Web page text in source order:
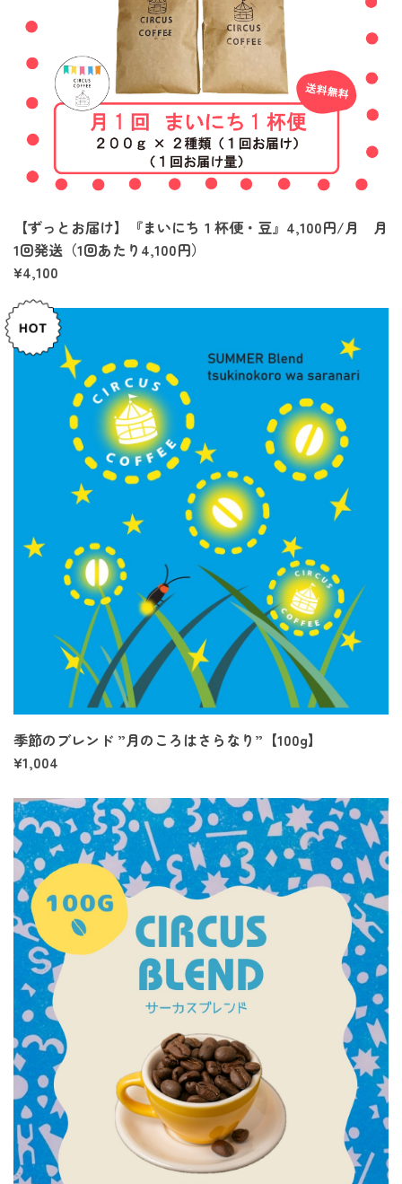
【ずっとお届け】『まいにち１杯便・豆』4,100円/月 月
1回発送（1回あたり4,100円）
¥4,100
季節のブレンド ”月のころはさらなり”【100g】
¥1,004